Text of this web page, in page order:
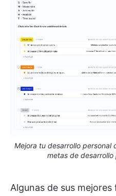
Mejora tu desarrollo personal
metas de
Algunas de sus